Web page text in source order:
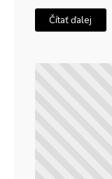
Čítať ďalej